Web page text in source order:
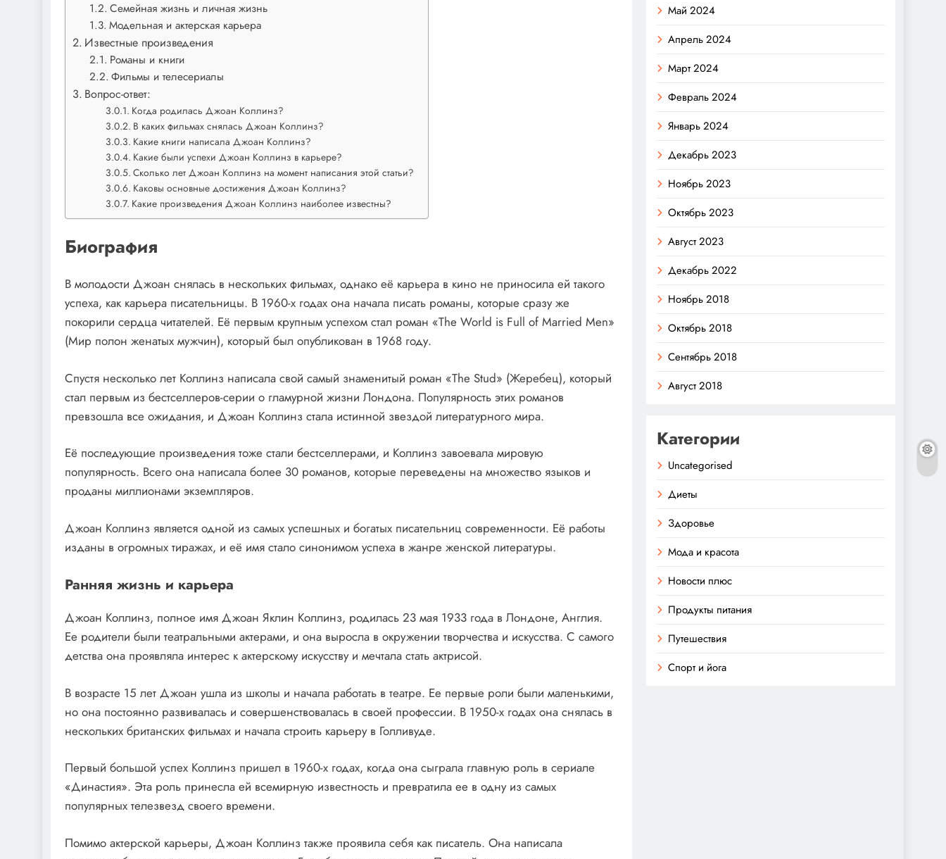
Семейная жизнь и личная жизнь
Модельная и актерская карьера
Известные произведения
Романы и книги
Фильмы и телесериалы
Вопрос-ответ:
Когда родилась Джоан Коллинз?
В каких фильмах снялась Джоан Коллинз?
Какие книги написала Джоан Коллинз?
Какие были успехи Джоан Коллинз в карьере?
Сколько лет Джоан Коллинз на момент написания этой статьи?
Каковы основные достижения Джоан Коллинз?
Какие произведения Джоан Коллинз наиболее известны?
Биография
В молодости Джоан снялась в нескольких фильмах, однако её карьера в кино не приносила ей такого
успеха, как карьера писательницы. В 1960-х годах она начала писать романы, которые сразу же
покорили сердца читателей. Её первым крупным успехом стал роман «The World is Full of Married Men»
(Мир полон женатых мужчин), который был опубликован в 1968 году.
Спустя несколько лет Коллинз написала свой самый знаменитый роман «The Stud» (Жеребец), который
стал первым из бестселлеров-серии о гламурной жизни Лондона. Популярность этих романов
превзошла все ожидания, и Джоан Коллинз стала истинной звездой литературного мира.
Её последующие произведения тоже стали бестселлерами, и Коллинз завоевала мировую
популярность. Всего она написала более 30 романов, которые переведены на множество языков и
проданы миллионами экземпляров.
Джоан Коллинз является одной из самых успешных и богатых писательниц современности. Её работы
изданы в огромных тиражах, и её имя стало синонимом успеха в жанре женской литературы.
Ранняя жизнь и карьера
Джоан Коллинз, полное имя Джоан Яклин Коллинз, родилась 23 мая 1933 года в Лондоне, Англия.
Ее родители были театральными актерами, и она выросла в окружении творчества и искусства. С самого
детства она проявляла интерес к актерскому искусству и мечтала стать актрисой.
В возрасте 15 лет Джоан ушла из школы и начала работать в театре. Ее первые роли были маленькими,
но она постоянно развивалась и совершенствовалась в своей профессии. В 1950-х годах она снялась в
нескольких британских фильмах и начала строить карьеру в Голливуде.
Первый большой успех Коллинз пришел в 1960-х годах, когда она сыграла главную роль в сериале
«Династия». Эта роль принесла ей всемирную известность и превратила ее в одну из самых
популярных телезвезд своего времени.
Помимо актерской карьеры, Джоан Коллинз также проявила себя как писатель. Она написала
Май 2024
Апрель 2024
Март 2024
Февраль 2024
Январь 2024
Декабрь 2023
Ноябрь 2023
Октябрь 2023
Август 2023
Декабрь 2022
Ноябрь 2018
Октябрь 2018
Сентябрь 2018
Август 2018
Категории
Uncategorised
Диеты
Здоровье
Мода и красота
Новости плюс
Продукты питания
Путешествия
Спорт и йога